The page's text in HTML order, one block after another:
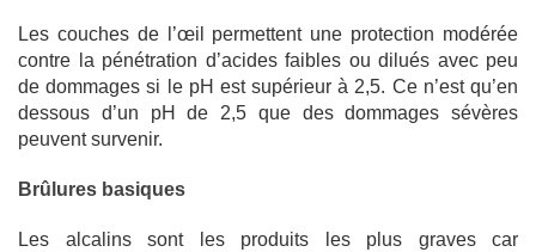
Les couches de l’œil permettent une protection modérée
contre la pénétration d’acides faibles ou dilués avec peu
de dommages si le pH est supérieur à 2,5. Ce n’est qu’en
dessous d’un pH de 2,5 que des dommages sévères
peuvent survenir.
Brûlures basiques
Les alcalins sont les produits les plus graves car